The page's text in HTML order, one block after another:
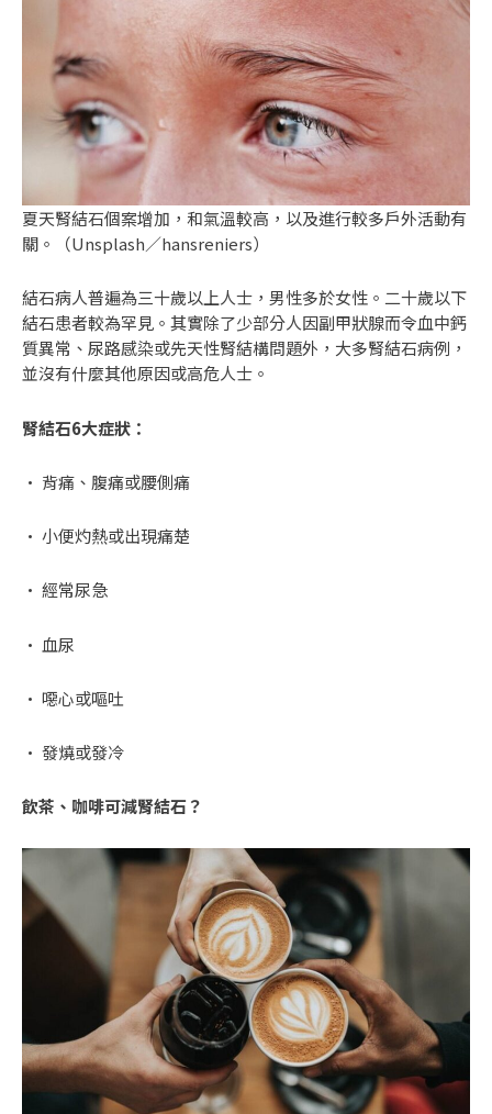
夏天腎結石個案增加，和氣溫較高，以及進行較多戶外活動有
關。（Unsplash／hansreniers）
結石病人普遍為三十歲以上人士，男性多於女性。二十歲以下
結石患者較為罕見。其實除了少部分人因副甲狀腺而令血中鈣
質異常、尿路感染或先天性腎結構問題外，大多腎結石病例，
並沒有什麼其他原因或高危人士。
腎結石6大症狀：
• 背痛、腹痛或腰側痛
• 小便灼熱或出現痛楚
• 經常尿急
• 血尿
• 噁心或嘔吐
• 發燒或發冷
飲茶、咖啡可減腎結石？